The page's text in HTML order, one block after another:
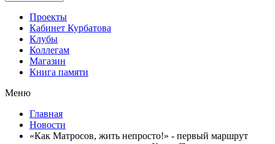
Проекты
Кабинет Курбатова
Клубы
Коллегам
Магазин
Книга памяти
Меню
Главная
Новости
«Как Матросов, жить непросто!» - первый маршрут